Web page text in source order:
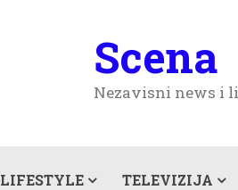
Scena
Nezavisni news i
LIFESTYLE TELEVIZIJA